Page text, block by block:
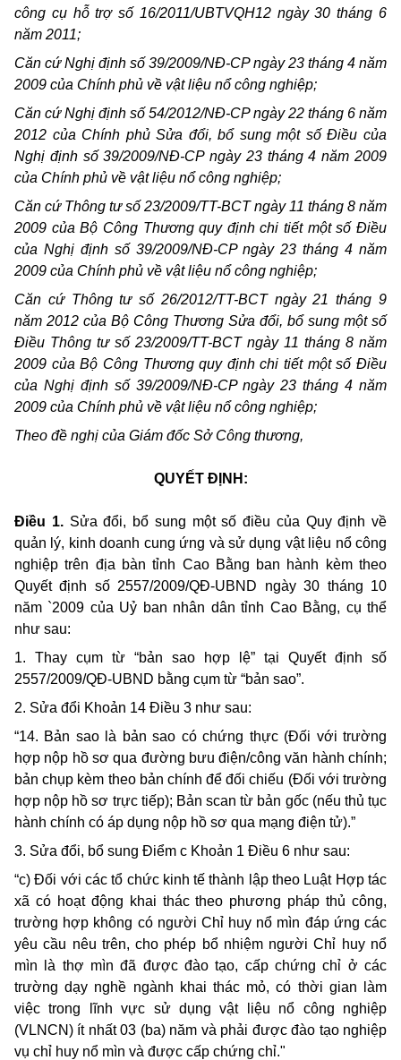
công cụ hỗ trợ số 16/2011/UBTVQH12 ngày 30 tháng 6
năm 2011;
Căn cứ Nghị định số 39/2009/NĐ-CP ngày 23 tháng 4 năm
2009 của Chính phủ về vật liệu nổ công nghiệp;
Căn cứ Nghị định số 54/2012/NĐ-CP ngày 22 tháng 6 năm
2012 của Chính phủ Sửa đổi, bổ sung một số Điều của
Nghị định số 39/2009/NĐ-CP ngày 23 tháng 4 năm 2009
của Chính phủ về vật liệu nổ công nghiệp;
Căn cứ Thông tư số 23/2009/TT-BCT ngày 11 tháng 8 năm
2009 của Bộ Công Thương quy định chi tiết một số Điều
của Nghị định số 39/2009/NĐ-CP ngày 23 tháng 4 năm
2009 của Chính phủ về vật liệu nổ công nghiệp;
Căn cứ Thông tư số 26/2012/TT-BCT ngày 21 tháng 9
năm 2012 của Bộ Công Thương Sửa đổi, bổ sung một số
Điều Thông tư số 23/2009/TT-BCT ngày 11 tháng 8 năm
2009 của Bộ Công Thương quy định chi tiết một số Điều
của Nghị định số 39/2009/NĐ-CP ngày 23 tháng 4 năm
2009 của Chính phủ về vật liệu nổ công nghiệp;
Theo đề nghị của Giám đốc Sở Công thương,
QUYẾT ĐỊNH:
Điều 1.Sửa đổi, bổ sung một số điều của Quy định về
quản lý, kinh doanh cung ứng và sử dụng vật liệu nổ công
nghiệp trên địa bàn tỉnh Cao Bằng ban hành kèm theo
Quyết định số 2557/2009/QĐ-UBND ngày 30 tháng 10
năm `2009 của Uỷ ban nhân dân tỉnh Cao Bằng, cụ thể
như sau:
1. Thay cụm từ “bản sao hợp lệ” tại Quyết định số
2557/2009/QĐ-UBND bằng cụm từ “bản sao”.
2. Sửa đổi Khoản 14 Điều 3 như sau:
“14. Bản sao là bản sao có chứng thực (Đối với trường
hợp nộp hồ sơ qua đường bưu điện/công văn hành chính;
bản chụp kèm theo bản chính để đối chiếu (Đối với trường
hợp nộp hồ sơ trực tiếp); Bản scan từ bản gốc (nếu thủ tục
hành chính có áp dụng nộp hồ sơ qua mạng điện tử).”
3. Sửa đổi, bổ sung Điểm c Khoản 1 Điều 6 như sau:
“c) Đối với các tổ chức kinh tế thành lập theo Luật Hợp tác
xã có hoạt động khai thác theo phương pháp thủ công,
trường hợp không có người Chỉ huy nổ mìn đáp ứng các
yêu cầu nêu trên, cho phép bổ nhiệm người Chỉ huy nổ
mìn là thợ mìn đã được đào tạo, cấp chứng chỉ ở các
trường dạy nghề ngành khai thác mỏ, có thời gian làm
việc trong lĩnh vực sử dụng vật liệu nổ công nghiệp
(VLNCN) ít nhất 03 (ba) năm và phải được đào tạo nghiệp
vụ chỉ huy nổ mìn và được cấp chứng chỉ."